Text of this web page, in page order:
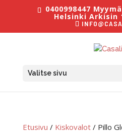
0400998447
Helsinki Arkisin
Valitse sivu
Etusivu / Kiskovalot/ Pillo